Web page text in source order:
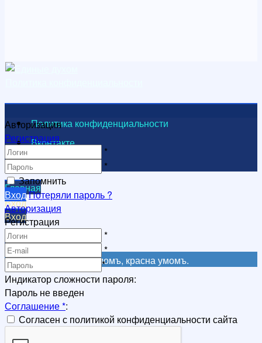
Политика конфиденциальности
Вконтакте
Видеоканал
Главная
Вход
Вход
Регистрация
Регистрация
Не красна книга письмомъ, красна умомъ.
Авторизация
Регистрация
*
*
Запомнить
ВходПотеряли пароль ?
Авторизация
Регистрация
*
*
*
Индикатор сложности пароля:
Пароль не введен
Соглашение*:
Согласен с политикой конфиденциальности сайта